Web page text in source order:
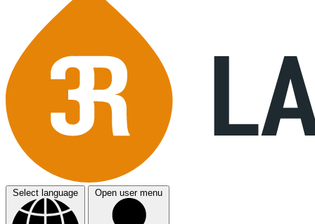
Select language Open user menu